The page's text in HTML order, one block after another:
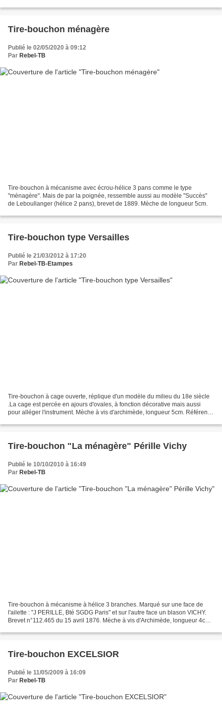
Tire-bouchon ménagère
Publié le 02/05/2020 à 09:12
Par Rebel-TB
Tire-bouchon à mécanisme avec écrou-hélice 3 pans comme le type
"ménagère". Mais de par la poignée, ressemble aussi au modèle "Succès"
de Leboullanger (hélice 2 pans), brevet de 1889. Mèche de longueur 5cm.
Tire-bouchon type Versailles
Publié le 21/03/2012 à 17:20
Par Rebel-TB-Etampes
Tire-bouchon à cage ouverte, réplique d'un modèle du milieu du 18e siècle
.La cage est percée en ajours d'ovales, à fonction décorative mais aussi
pour alléger l'instrument. Mèche à vis d'archimède, longueur 5cm. Référence
Tire-bouchon "La ménagère" Pérille Vichy
Publié le 10/10/2010 à 16:49
Par Rebel-TB
Tire-bouchon à mécanisme à hélice 3 branches. Marqué sur une face de
l'ailette : "J PERILLE, Bté SGDG Paris" et sur l'autre face un blason VICHY.
Brevet n°112.465 du 15 avril 1876. Mèche à vis d'Archimède, longueur 4cm
Tire-bouchon EXCELSIOR
Publié le 11/05/2009 à 16:09
Par Rebel-TB